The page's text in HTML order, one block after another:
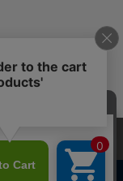
ためにCookieを使用